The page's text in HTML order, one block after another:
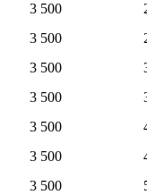
3 500
3 500
3 500
3 500
3 500
3 500
3 500